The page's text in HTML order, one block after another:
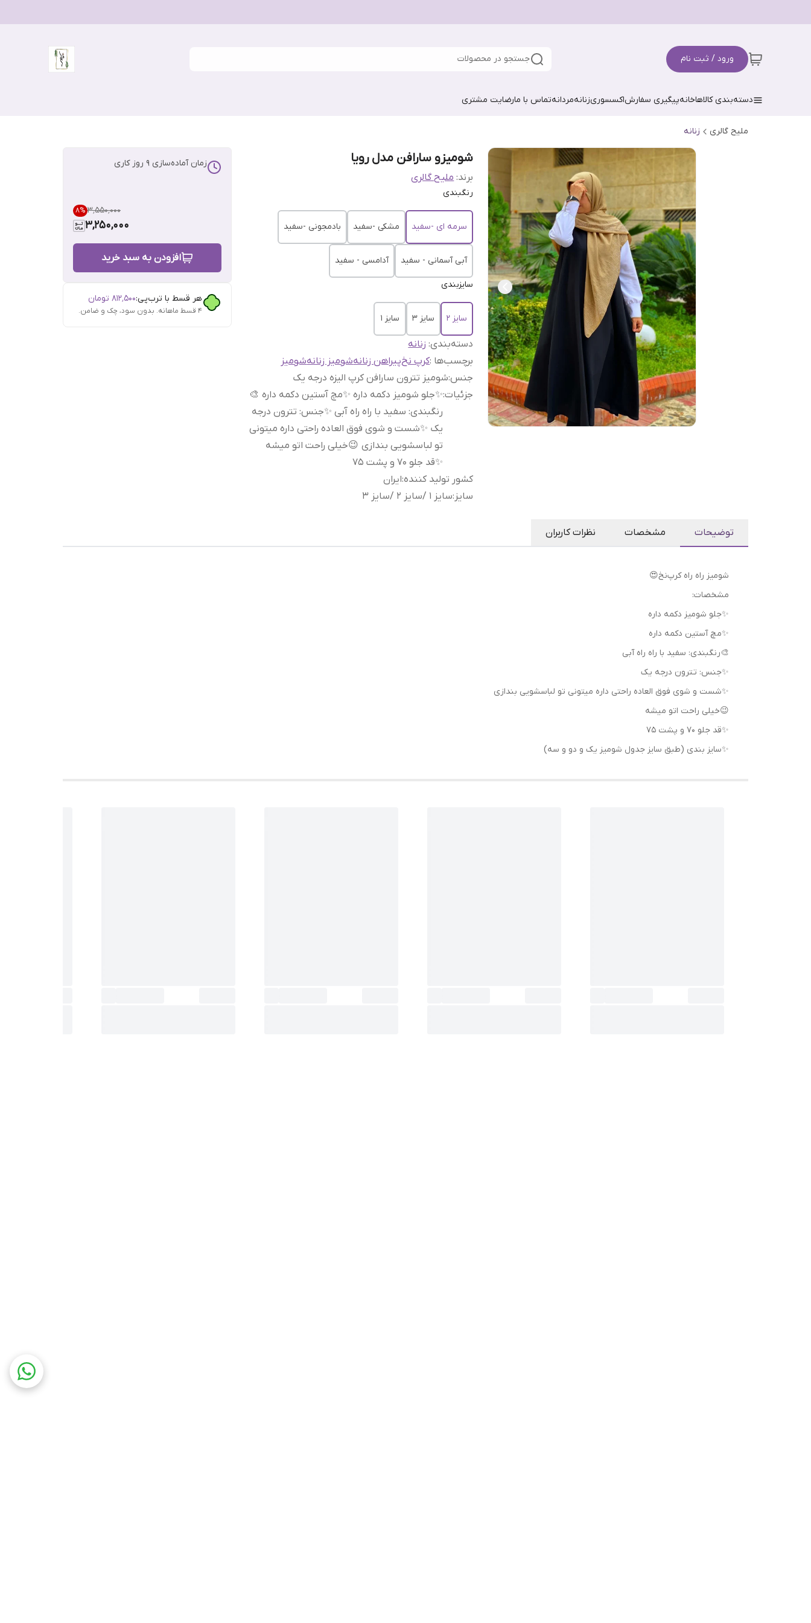
ورود / ثبت نام جستجو در محصولات
دسته‌بندی کالاهاخانهپیگیری سفارشاکسسوریزنانهمردانهتماس با مارضایت مشتری
ملیح گالری زنانه
شومیزو سارافن مدل رویا
برند: ملیح گالری
رنگبندی
سرمه ای -سفید مشکی -سفید بادمجونی -سفید
آبی آسمانی - سفید آدامسی - سفید
سایزبندی
سایز 2 سایز 3 سایز 1
دسته‌بندی: زنانه
برچسب‌ها :کرپ نخپیراهن زنانهشومیز زنانهشومیز
جنس:شومیز تترون سارافن کرپ الیزه درجه یک
جزئیات:✨️جلو شومیز دکمه داره ✨️مچ آستین دکمه داره 🎨
رنگبندی: سفید با راه راه آبی ✨️جنس: تترون درجه
یک ✨شست و شوی فوق العاده راحتی داره میتونی
تو لباسشویی بندازی 😉خیلی راحت اتو میشه
✨️قد جلو ۷۰ و پشت ۷۵
کشور تولید کننده:ایران
سایز :سایز 1 /سایز 2 /سایز 3
زمان آماده‌سازی 9 روز کاری
۳٬۵۵۰٬۰۰۰ 8%
3,250,000
افزودن به سبد خرید
هر قسط با ترب‌پی:۸۱۲٬۵۰۰ تومان
۴ قسط ماهانه. بدون سود، چک و ضامن.
توضیحات مشخصات نظرات کاربران
شومیز راه راه کرپ‌نخ😍
مشخصات:
✨️جلو شومیز دکمه داره
✨️مچ آستین دکمه داره
🎨رنگبندی: سفید با راه راه آبی
✨️جنس: تترون درجه یک
✨شست و شوی فوق العاده راحتی داره میتونی تو لباسشویی بندازی
😉خیلی راحت اتو میشه
✨️قد جلو ۷۰ و پشت ۷۵
✨️سایز بندی (طبق سایز جدول شومیز یک و دو و سه)